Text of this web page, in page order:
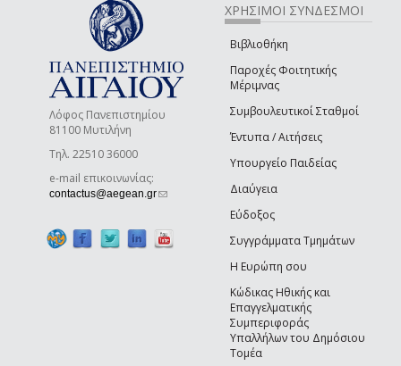
Λόφος Πανεπιστημίου
81100 Μυτιλήνη
Τηλ. 22510 36000
e-mail επικοινωνίας:
contactus@aegean.gr(link sends e-mail)
ΧΡΗΣΙΜΟΙ ΣΥΝΔΕΣΜΟΙ
Βιβλιοθήκη
Παροχές Φοιτητικής
Μέριμνας
Συμβουλευτικοί Σταθμοί
Έντυπα / Αιτήσεις
Υπουργείο Παιδείας
Διαύγεια
Εύδοξος
Συγγράμματα Τμημάτων
Η Ευρώπη σου
Κώδικας Ηθικής και
Επαγγελματικής
Συμπεριφοράς
Υπαλλήλων του Δημόσιου
Τομέα